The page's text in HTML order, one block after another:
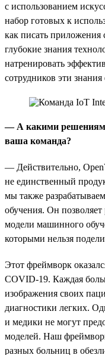
с использованием
набор готовых к
как писать
глубокие знания
натренировать
сотрудников эти знания
— А какими
ваша команда?
— Действительно,
не единственный
мы также
обучения. Он
модели машинного
которыми нельзя
Этот фреймворк
COVID-19. Каждая
изображения своих
диагностики легких.
и медики не могут
моделей. Наш
разных больниц в